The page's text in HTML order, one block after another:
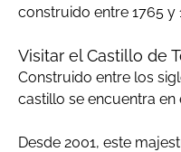
construido entre 1765 y
Visitar el Castillo de
Construido entre los
castillo se encuentra
Desde 2001, este